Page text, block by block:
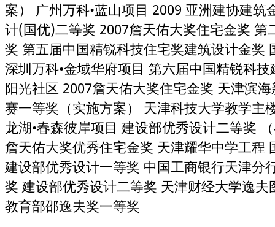
案） 广州万科•蓝山项目 2009 亚洲建协建
计(国优)二等奖 2007詹天佑大奖住宅金奖 第
奖 第五届中国精锐科技住宅奖建筑设计金奖
深圳万科•金域华府项目 第六届中国精锐科
阳光社区 2007詹天佑大奖住宅金奖 天津滨
赛一等奖（实施方案） 天津科技大学教学主
龙湖•春森彼岸项目 建设部优秀设计二等奖
詹天佑大奖优秀住宅金奖 天津耀华中学工程
建设部优秀设计一等奖 中国工商银行天津分
奖 建设部优秀设计二等奖 天津财经大学逸
教育部邵逸夫奖一等奖